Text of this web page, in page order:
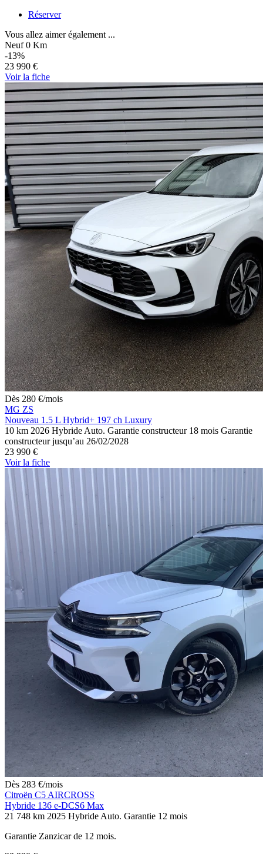
Réserver
Vous allez aimer également ...
Neuf 0 Km
-13%
23 990 €
Voirla fiche
Dès 280 €/mois
MG ZS
Nouveau 1.5 L Hybrid+ 197 ch Luxury
10 km 2026 Hybride Auto. Garantie constructeur 18 mois Garantie
constructeur jusqu’au 26/02/2028
23 990 €
Voirla fiche
Dès 283 €/mois
Citroën C5 AIRCROSS
Hybride 136 e-DCS6 Max
21 748 km 2025 Hybride Auto. Garantie 12 mois
Garantie Zanzicar de 12 mois.